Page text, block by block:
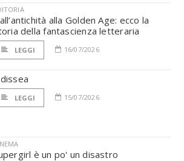
alla Golden Age: ecco la
della fantascienza letteraria
LEGGI 16/07/2026
LEGGI 15/07/2026
è un po' un disastro